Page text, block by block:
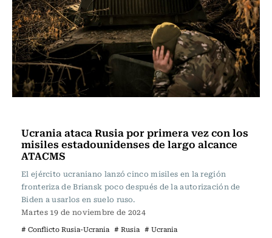
Ucrania ataca Rusia por primera vez con los
misiles estadounidenses de largo alcance
ATACMS
El ejército ucraniano lanzó cinco misiles en la región
fronteriza de Briansk poco después de la autorización de
Biden a usarlos en suelo ruso.
Martes 19 de noviembre de 2024
# Conflicto Rusia-Ucrania # Rusia # Ucrania